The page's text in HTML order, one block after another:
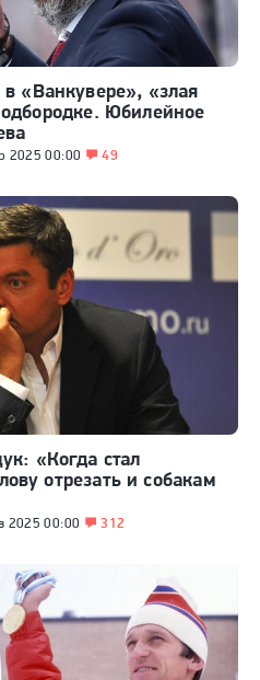
2025 00:00 49
«Ванкувере», «злая
Юбилейное
2025 00:00 312
«Когда стал
отрезать и собакам